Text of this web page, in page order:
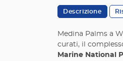
Descrizione
Medina Palms a
curati, il
Marine National